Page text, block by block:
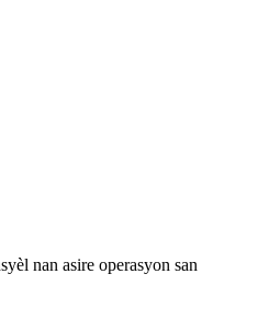
nan asire operasyon san